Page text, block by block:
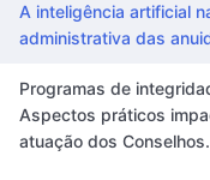
A inteligência artificial
administrativa das
Programas de
Aspectos práticos
atuação dos Conselhos.